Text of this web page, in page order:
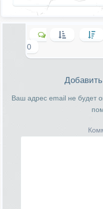
0
Ваш адрес email не будет